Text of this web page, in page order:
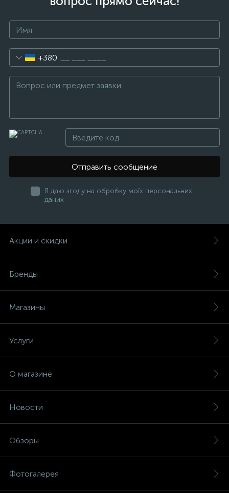
+380
Отправить сообщение
Я даю згоду на обробку моїх персональних
даних
Акции и скидки
Бренды
Магазины
Услуги
О магазине
Новости
Обзоры
Фотогалерея